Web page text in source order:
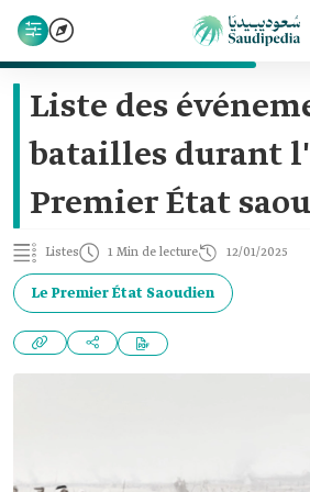
Liste des
batailles durant
Premier État
Listes 1 Min de lecture 12/01/2025
Le Premier État Saoudien